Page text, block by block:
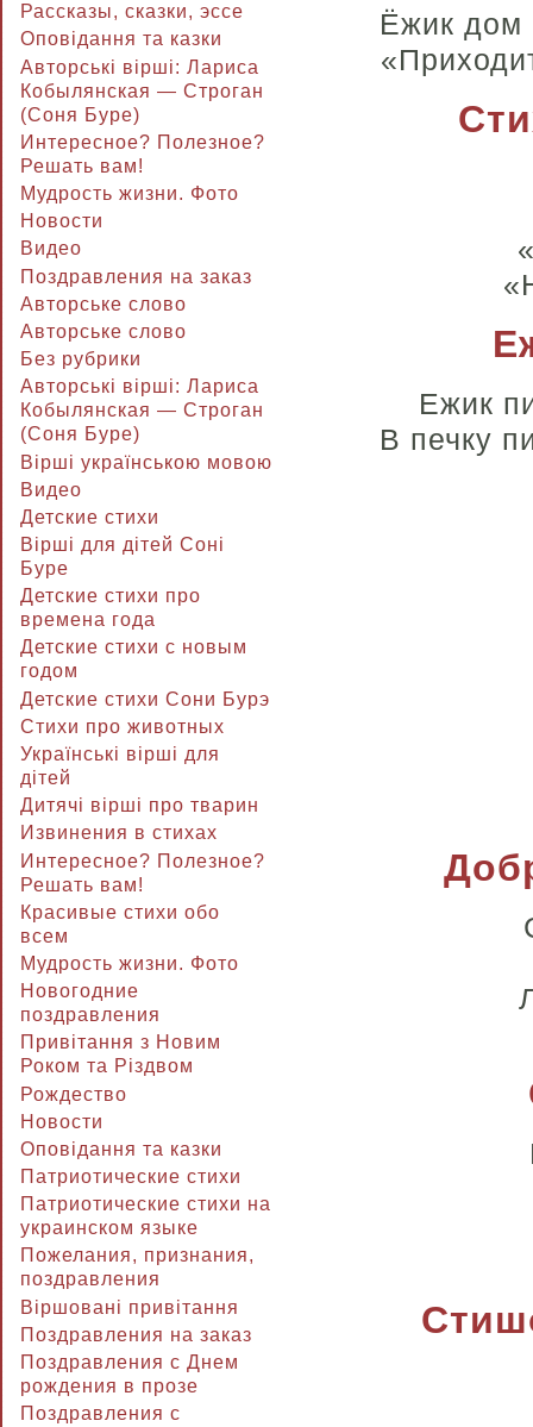
Рассказы, сказки, эссе
Оповідання та казки
Авторські вірші: Лариса
Кобылянская — Строган
(Соня Буре)
Интересное? Полезное?
Решать вам!
Мудрость жизни. Фото
Новости
Видео
Поздравления на заказ
Авторське слово
Авторське слово
Без рубрики
Авторські вірші: Лариса
Кобылянская — Строган
(Соня Буре)
Вірші українською мовою
Видео
Детские стихи
Вірші для дітей Соні
Буре
Детские стихи про
времена года
Детские стихи с новым
годом
Детские стихи Сони Бурэ
Стихи про животных
Українські вірші для
дітей
Дитячі вірші про тварин
Извинения в стихах
Интересное? Полезное?
Решать вам!
Красивые стихи обо
всем
Мудрость жизни. Фото
Новогодние
поздравления
Привітання з Новим
Роком та Різдвом
Рождество
Новости
Оповідання та казки
Патриотические стихи
Патриотические стихи на
украинском языке
Пожелания, признания,
поздравления
Віршовані привітання
Поздравления на заказ
Поздравления с Днем
рождения в прозе
Поздравления с
Ёжик дом
Ежик
В печку